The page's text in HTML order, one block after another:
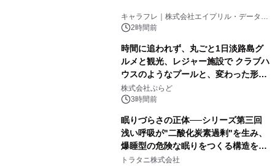
キャラフレ｜株式会社エイプリル・データ・
デザインズ
2時間前
時間に追われず、丸ごと1日淡路島グ
ルメと観光、レジャー施設で クラブハ
ウスのようなプールと、変わった形の
サウナも 「THE BOXY AWAJI」のお
得な素泊まり連泊プランで
株式会社ぷらど
3時間前
眠りづらさの正体──シリーズ第三回
浅い呼吸が"二酸化炭素過剰"を生み、
爆睡型の危険な眠りをつくる構造を解
説
トラタニ株式会社